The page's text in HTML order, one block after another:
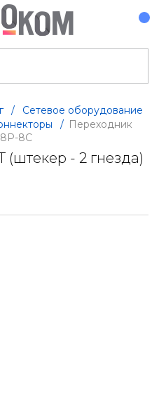
/
Сетевое оборудование
/ Переходник
8C
(штекер - 2 гнезда)